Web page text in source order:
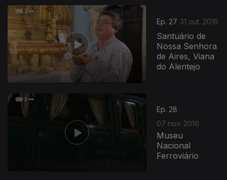
Ep. 27 31 out. 2016
Santuário de
Nossa Senhora
de Aires, Viana
do Alentejo
Ep. 28
07 nov. 2016
Museu
Nacional
Ferroviário